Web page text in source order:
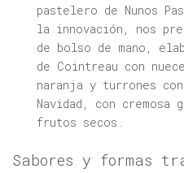
pastelero de Nunos
la innovación, nos
de bolso de mano,
de Cointreau con
naranja y turrones
Navidad, con cremosa
frutos secos.
Sabores y formas